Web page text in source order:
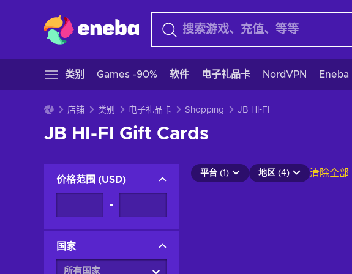
类别 Games -90% 软件 电子礼品卡 NordVPN Eneba
店铺 类别 电子礼品卡 Shopping JB HI-FI
JB HI-FI Gift Cards
价格范围 (USD)
-
国家
所有国家
平台 (1) 地区 (4) 清除全部